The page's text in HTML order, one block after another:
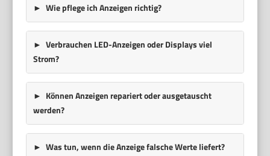
Wie pflege ich Anzeigen richtig?
Verbrauchen LED-Anzeigen oder Displays viel
Strom?
Können Anzeigen repariert oder ausgetauscht
werden?
Was tun, wenn die Anzeige falsche Werte liefert?